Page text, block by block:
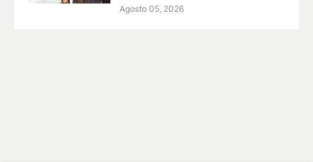
Agosto 05, 2026